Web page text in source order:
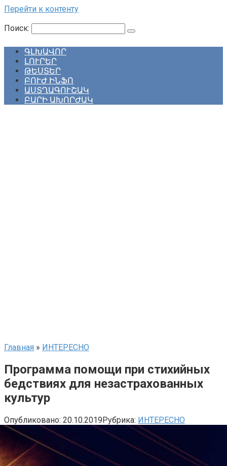
Перейти к контенту
Поиск:
ԳԼԽԱՎՈՐ
ԼՈՒՐԵՐ
ԹԵՍՏԵՐ
ԲՈՒԺ ԻՆՖՈ
ԱՍՏՂԱԳՈՒՇԱԿ
ԲԱՐԻ ԱԽՈՐԺԱԿ
Главная » ИНТЕРЕСНО
Программа помощи при стихийных
бедствиях для незастрахованных
культур
Опубликовано: 20.10.2019Рубрика: ИНТЕРЕСНО